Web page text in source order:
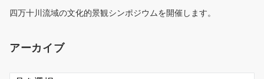
四万十川流域の文化的景観シンポジウムを開催します。
アーカイブ
ア